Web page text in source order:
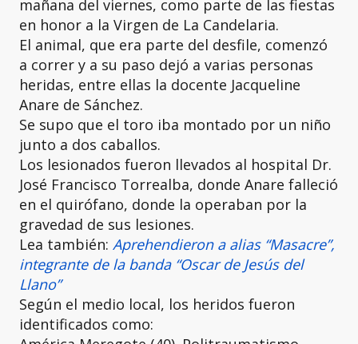
mañana del viernes, como parte de las fiestas
en honor a la Virgen de La Candelaria.
El animal, que era parte del desfile, comenzó
a correr y a su paso dejó a varias personas
heridas, entre ellas la docente Jacqueline
Anare de Sánchez.
Se supo que el toro iba montado por un niño
junto a dos caballos.
Los lesionados fueron llevados al hospital Dr.
José Francisco Torrealba, donde Anare falleció
en el quirófano, donde la operaban por la
gravedad de sus lesiones.
Lea también: Aprehendieron a alias “Masacre”,
integrante de la banda “Oscar de Jesús del
Llano”
Según el medio local, los heridos fueron
identificados como: